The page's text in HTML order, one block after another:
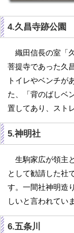
4.久昌寺跡公園
織田信長の室「
菩提寺であった久
トイレやベンチが
た、「背のばしベ
置してあり、スト
5.神明社
生駒家広が領主
として勧請した社
す。一間社神明造
しいと言われてい
6.五条川